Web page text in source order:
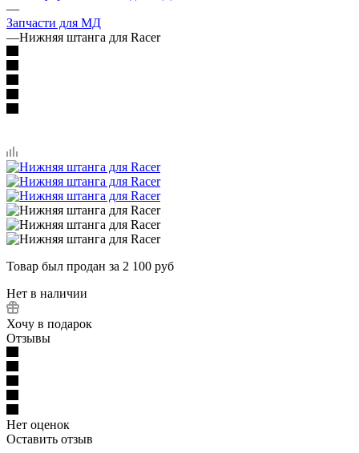
—
Запчасти для МД
—Нижняя штанга для Racer
Товар был продан за 2 100 руб
Нет в наличии
Хочу в подарок
Отзывы
Нет оценок
Оставить отзыв